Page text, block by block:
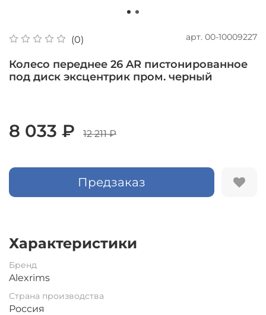
(0) арт. 00-10009227
Колесо переднее 26 AR пистонированное
под диск эксцентрик пром. черный
8 033 ₽ 12 211 ₽
Предзаказ
Характеристики
Бренд
Alexrims
Страна производства
Россия